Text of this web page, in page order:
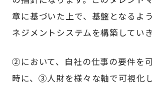
章に基づいた上で、基盤となるよ
ネジメントシステムを構築していき
②において、自社の仕事の要件を
時に、③人財を様々な軸で可視化